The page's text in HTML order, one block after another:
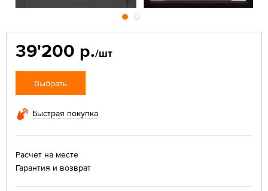
39'200 р./шт
Выбрать
Быстрая покупка
Расчет на месте
Гарантия и возврат